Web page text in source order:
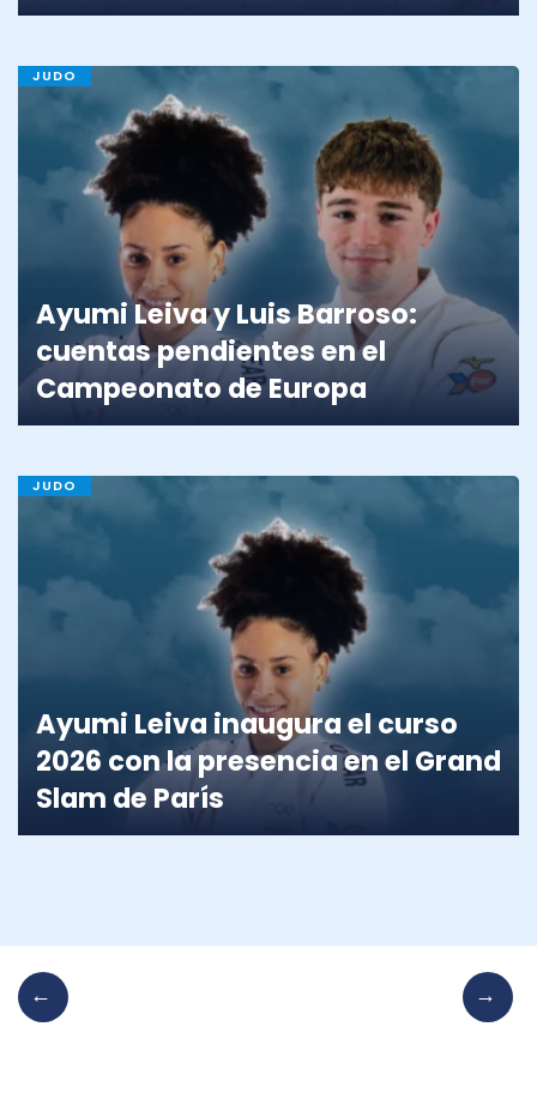
JUDO
Ayumi Leiva y Luis Barroso:
cuentas pendientes en el
Campeonato de Europa
JUDO
Ayumi Leiva inaugura el curso
2026 con la presencia en el Grand
Slam de París